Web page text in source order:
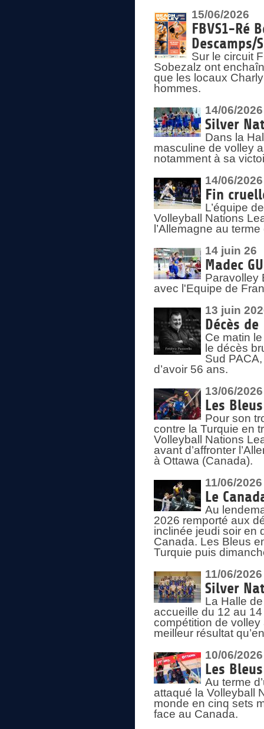
15/06/2026
FBVS1-Ré
Descamps/
Sur le circuit
Sobezalz ont
que les locaux
hommes.
14/06/2026
Silver
Dans la
masculine de volley
notamment à sa
14/06/2026
Fin
L’équipe
Volleyball Nations
l’Allemagne au
14 juin 26
Madec
Paravolley
avec l'Equipe de
13 juin
Décès de
Ce matin
le décès
Sud
d’avoir 56 ans.
13/06/2026
Les
Pour son
contre la Turquie en
Volleyball Nations
avant d’affronter
à Ottawa (Canada).
11/06/2026
Le
Au
2026 remporté aux
inclinée jeudi soir en
Canada. Les Bleus
Turquie puis
11/06/2026
Silver
La Halle
accueille du 12 au
compétition de
meilleur résultat
10/06/2026
Les
Au terme
attaqué la Volleyball
monde en cinq sets
face au Canada.